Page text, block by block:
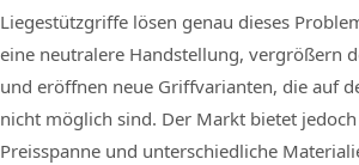
Liegestützgriffe lösen genau dieses
eine neutralere Handstellung, vergrößern
und eröffnen neue Griffvarianten, die auf
nicht möglich sind. Der Markt bietet
Preisspanne und unterschiedliche